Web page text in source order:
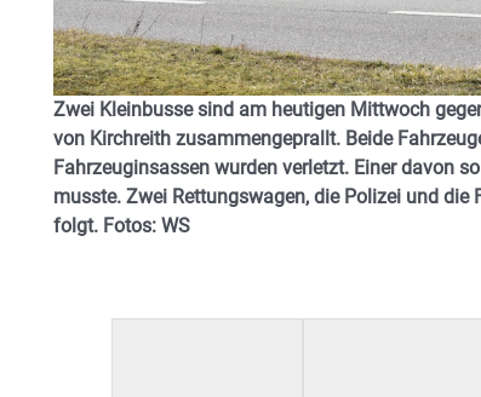
Zwei Kleinbusse sind am heutigen Mittwoch
von Kirchreith zusammengeprallt. Beide
Fahrzeuginsassen wurden verletzt. Einer davon
musste. Zwei Rettungswagen, die Polizei und
folgt. Fotos: WS